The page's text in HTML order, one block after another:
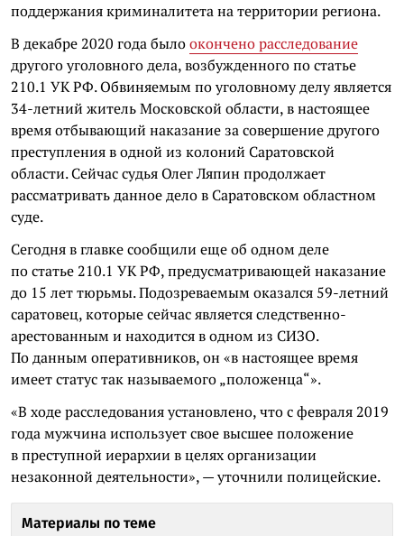
поддержания криминалитета на территории региона.
В декабре 2020 года былоокончено расследование
другого уголовного дела, возбужденного по статье
210.1 УК РФ. Обвиняемым по уголовному делу является
34-летний житель Московской области, в настоящее
время отбывающий наказание за совершение другого
преступления в одной из колоний Саратовской
области. Сейчас судья Олег Ляпин продолжает
рассматривать данное дело в Саратовском областном
суде.
Сегодня в главке сообщили еще об одном деле
по статье 210.1 УК РФ, предусматривающей наказание
до 15 лет тюрьмы. Подозреваемым оказался 59-летний
саратовец, которые сейчас является следственно-
арестованным и находится в одном из СИЗО.
По данным оперативников, он «в настоящее время
имеет статус так называемого „положенца“».
«В ходе расследования установлено, что с февраля 2019
года мужчина использует свое высшее положение
в преступной иерархии в целях организации
незаконной деятельности», — уточнили полицейские.
Материалы по теме